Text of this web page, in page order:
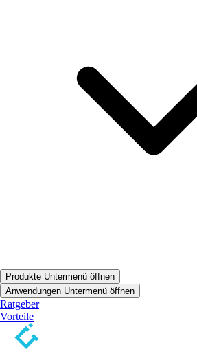
Produkte Untermenü öffnen
Anwendungen Untermenü öffnen
Ratgeber
Vorteile